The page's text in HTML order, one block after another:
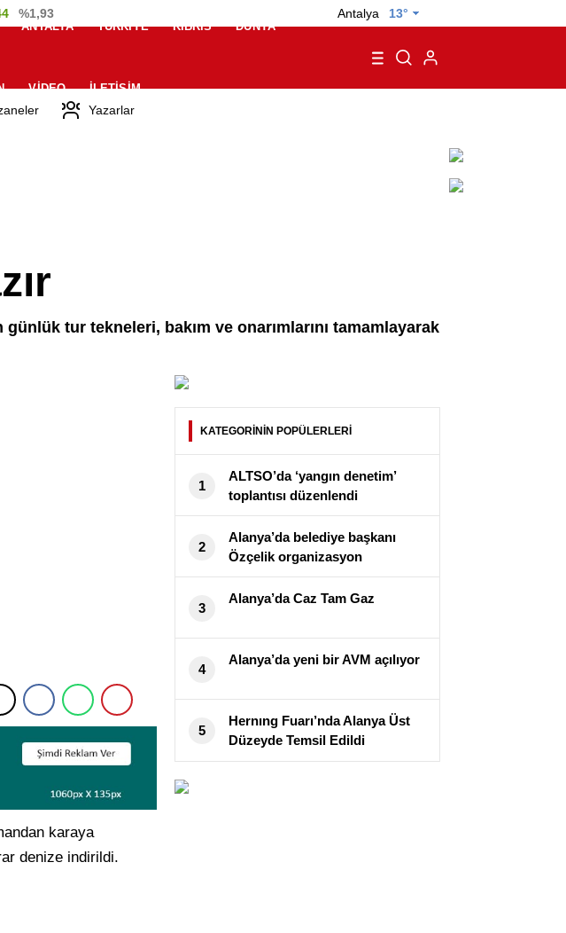
%1,93 Antalya 13°
ANTALYA TÜRKIYE KIBRIS DÜNYA
VIDEO İLETIŞIM
Yazarlar
tur tekneleri, bakım ve onarımlarını tamamlayarak
karaya
denize indirildi.
KATEGORİNİN POPÜLERLERİ
1
ALTSO’da ‘yangın denetim’
toplantısı düzenlendi
2
Alanya’da belediye başkanı
Özçelik organizasyon
düğmesine bastı
3
Alanya’da Caz Tam Gaz
4
Alanya’da yeni bir AVM açılıyor
5
Hernıng Fuarı’nda Alanya Üst
Düzeyde Temsil Edildi